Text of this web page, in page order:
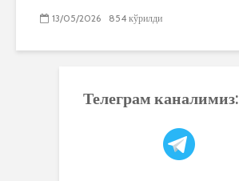
13/05/2026 854 кўрилди
Телеграм каналимиз: